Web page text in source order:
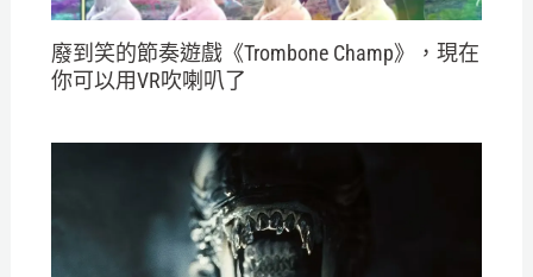
廢到笑的節奏遊戲《Trombone Champ》，現在
你可以用VR吹喇叭了